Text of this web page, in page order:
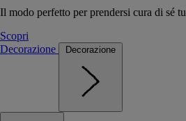
Il modo perfetto per prendersi cura di sé
Scopri
Decorazione
Decorazione